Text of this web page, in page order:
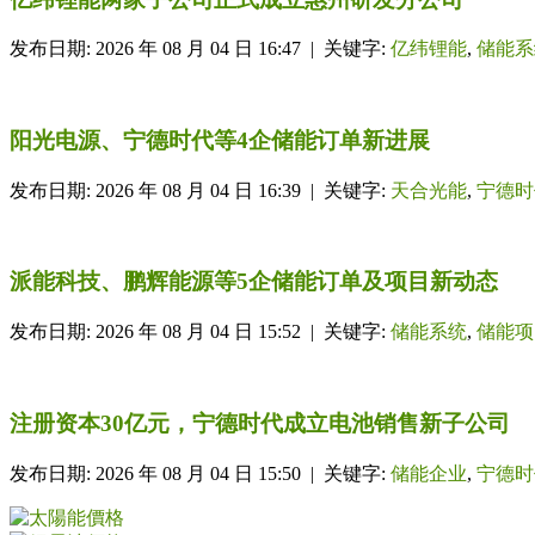
发布日期: 2026 年 08 月 04 日 16:47 | 关键字: 亿纬锂能, 储能
阳光电源、宁德时代等4企储能订单新进展
发布日期: 2026 年 08 月 04 日 16:39 | 关键字: 天合光能, 宁德
派能科技、鹏辉能源等5企储能订单及项目新动态
发布日期: 2026 年 08 月 04 日 15:52 | 关键字: 储能系统, 储能项
注册资本30亿元，宁德时代成立电池销售新子公司
发布日期: 2026 年 08 月 04 日 15:50 | 关键字: 储能企业, 宁德